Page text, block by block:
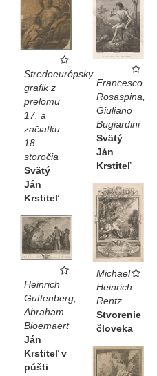
Stredoeurópsky
grafik z
prelomu
17. a
začiatku
18.
storočia
Svätý
Ján
Krstiteľ
Francesco
Rosaspina,
Giuliano
Bugiardini
Svätý
Ján
Krstiteľ
Michael
Heinrich
Rentz
Stvorenie
človeka
Heinrich
Guttenberg,
Abraham
Bloemaert
Ján
Krstiteľ v
púšti